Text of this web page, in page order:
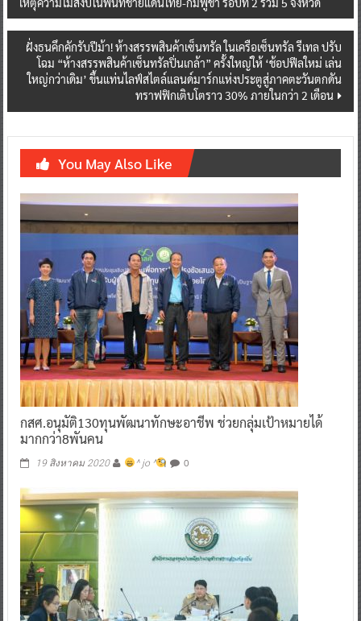
navigation
ฝั่งธนคึกคักรับปีม้า! ห้างสรรพสินค้าเซ็นทรัล ในเครือเซ็นทรัล รีเทล ปรับ
โฉม “ห้างสรรพสินค้าเซ็นทรัลปิ่นเกล้า” ครั้งใหญ่ให้ ‘ช้อปฟีลใหม่ เล่น
ใหญ่กว่าเดิม’ ขึ้นแท่นไลฟ์สไตล์แลนด์มาร์กแห่งประตูสู่ภาคตะวันตกดัน
ทราฟฟิกเติบโตราว 30% ภายในกว่า 2 เดือน
You May Also Like
กสศ.อนุมัติ130ทุนพัฒนาทักษะอาชีพ ช่วยกลุ่มเป้าหมายได้
มากกว่า8พันคน
19 สิงหาคม 2020 ^ jo ^ 0